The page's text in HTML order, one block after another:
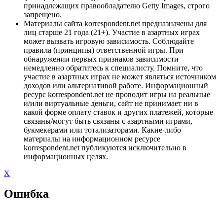
принадлежащих правообладателю Getty Images, строго
запрещено.
Материалы сайта korrespondent.net предназначены для
лиц старше 21 года (21+). Участие в азартных играх
может вызвать игровую зависимость. Соблюдайте
правила (принципы) ответственной игры. При
обнаружении первых признаков зависимости
немедленно обратитесь к специалисту. Помните, что
участие в азартных играх не может являться источником
доходов или альтернативой работе. Информационный
ресурс korrespondent.net не проводит игры на реальные
и/или виртуальные деньги, сайт не принимает ни в
какой форме оплату ставок и других платежей, которые
связаны/могут быть связаны с азартными играми,
букмекерами или тотализаторами. Какие-либо
материалы на информационном ресурсе
korrespondent.net публикуются исключительно в
информационных целях.
X
Ошибка